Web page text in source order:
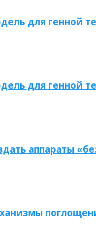
для генной
для генной
аппараты